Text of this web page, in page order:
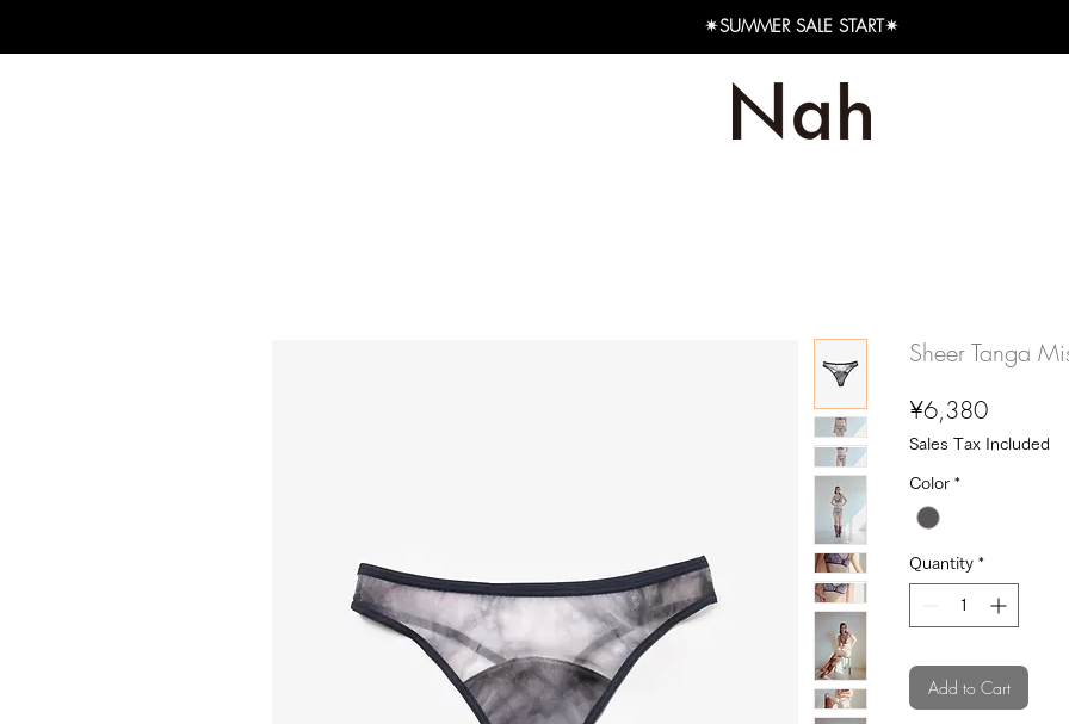
✴︎SUMMER SALE START✴︎
Sheer Tanga
¥6,380Price
Sales Tax Included
Color *
Quantity *
Add to Cart